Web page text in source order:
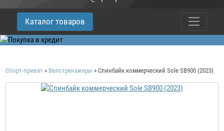
Каталог товаров
Спорт-приват » Велотренажеры »Спинбайк коммерческий Sole SB900 (2023)